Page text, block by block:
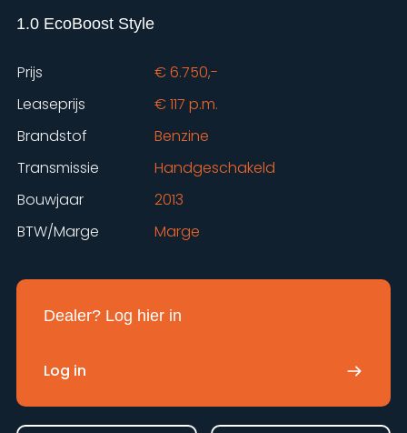
1.0 EcoBoost Style
Prijs
€ 6.750,-
Leaseprijs
€ 117 p.m.
Brandstof
Benzine
Transmissie
Handgeschakeld
Bouwjaar
2013
BTW/Marge
Marge
Dealer? Log hier in
Log in